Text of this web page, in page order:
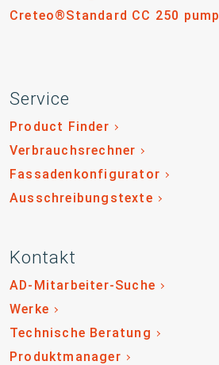
Creteo®Standard CC 250 pump
Service
Product Finder
Verbrauchsrechner
Fassadenkonfigurator
Ausschreibungstexte
Kontakt
AD-Mitarbeiter-Suche
Werke
Technische Beratung
Produktmanager